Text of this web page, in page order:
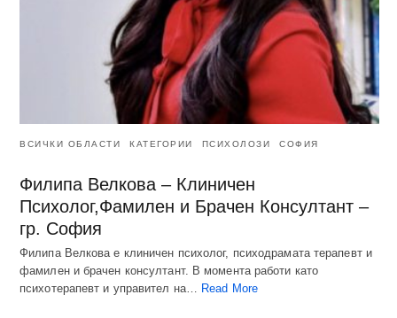
ВСИЧКИ ОБЛАСТИ КАТЕГОРИИ ПСИХОЛОЗИ СОФИЯ
Филипа Велкова – Клиничен
Психолог,Фамилен и Брачен Консултант –
гр. София
Филипа Велкова е клиничен психолог, психодрамата терапевт и
фамилен и брачен консултант. В момента работи като
психотерапевт и управител на…
Read More